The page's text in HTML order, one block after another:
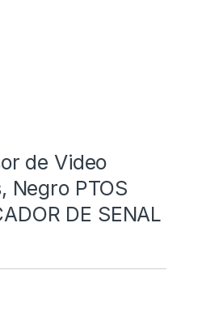
de Video
Negro PTOS
DE SENAL